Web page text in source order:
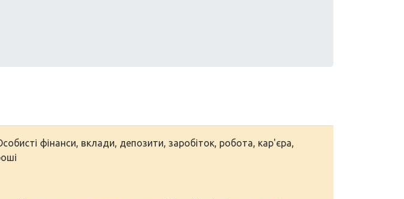
фінанси, вклади, депозити, заробіток, робота, кар'єра,